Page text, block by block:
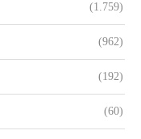
(1.759)
(962)
(192)
(60)